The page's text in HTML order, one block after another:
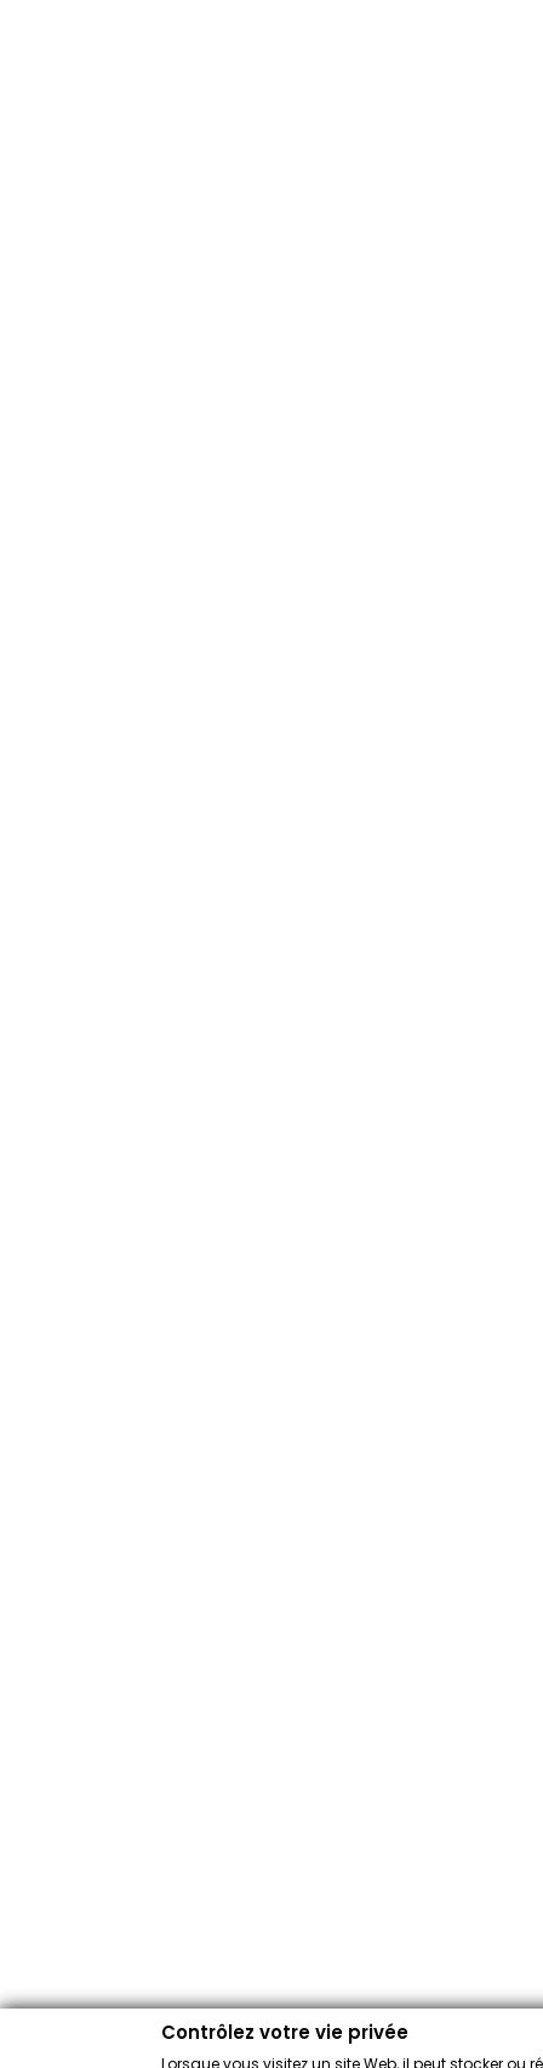
Contrôlez votre vie privée
Lorsque vous visitez un site Web, il peut stocker ou